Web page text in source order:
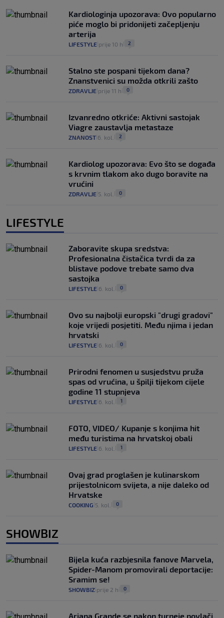
Kardiologinja upozorava: Ovo popularno
piće moglo bi pridonijeti začepljenju
arterija
LIFESTYLE prije 10 h 2
Stalno ste pospani tijekom dana?
Znanstvenici su možda otkrili zašto
ZDRAVLJE prije 11 h 0
Izvanredno otkriće: Aktivni sastojak
Viagre zaustavlja metastaze
ZNANOST 6. kol. 2
Kardiolog upozorava: Evo što se događa
s krvnim tlakom ako dugo boravite na
vrućini
ZDRAVLJE 5. kol. 0
LIFESTYLE
Zaboravite skupa sredstva:
Profesionalna čistačica tvrdi da za
blistave podove trebate samo dva
sastojka
LIFESTYLE 6. kol. 0
Ovo su najbolji europski "drugi gradovi"
koje vrijedi posjetiti. Među njima i jedan
hrvatski
LIFESTYLE 6. kol. 0
Prirodni fenomen u susjedstvu pruža
spas od vrućina, u špilji tijekom cijele
godine 11 stupnjeva
LIFESTYLE 6. kol. 1
FOTO, VIDEO/ Kupanje s konjima hit
među turistima na hrvatskoj obali
LIFESTYLE 6. kol. 1
Ovaj grad proglašen je kulinarskom
prijestolnicom svijeta, a nije daleko od
Hrvatske
COOKING 5. kol. 0
SHOWBIZ
Bijela kuća razbjesnila fanove Marvela,
Spider-Manom promovirali deportacije:
Sramim se!
SHOWBIZ prije 2 h 0
Ariana Grande se nakon turneje povlači